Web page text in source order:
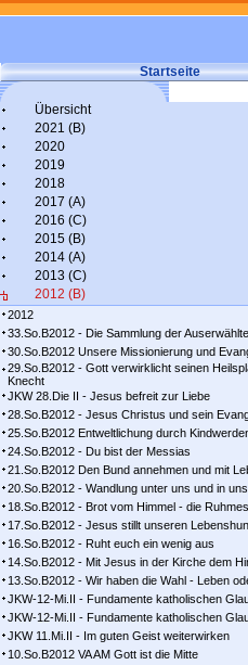
Startseite
Übersicht
2021 (B)
2020
2019
2018
2017 (A)
2016 (C)
2015 (B)
2014 (A)
2013 (C)
2012 (B)
2012
33.So.B2012 - Die Sammlung der
30.So.B2012 Unsere Missionierung und
29.So.B2012 - Gott verwirklicht seinen
Knecht
JKW 28.Die II - Jesus befreit zur Liebe
28.So.B2012 - Jesus Christus und sein
25.So.B2012 Entweltlichung durch
24.So.B2012 - Du bist der Messias
21.So.B2012 Den Bund annehmen und mit
20.So.B2012 - Wandlung unter uns und in uns
18.So.B2012 - Brot vom Himmel - die
17.So.B2012 - Jesus stillt unseren
16.So.B2012 - Ruht euch ein wenig aus
14.So.B2012 - Mit Jesus in der Kirche dem
13.So.B2012 - Wir haben die Wahl - Leben
JKW-12-Mi.II - Fundamente katholischen
JKW-12-Mi.II - Fundamente katholischen
JKW 11.Mi.II - Im guten Geist weiterwirken
10.So.B2012 VA AM Gott ist die Mitte